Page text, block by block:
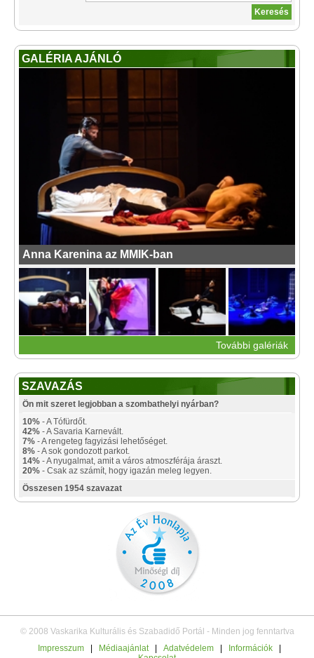
GALÉRIA AJÁNLÓ
Anna Karenina az MMIK-ban
További galériák
SZAVAZÁS
Ön mit szeret legjobban a szombathelyi nyárban?
10% - A Tófürdőt.
42% - A Savaria Karnevált.
7% - A rengeteg fagyizási lehetőséget.
8% - A sok gondozott parkot.
14% - A nyugalmat, amit a város atmoszférája áraszt.
20% - Csak az számít, hogy igazán meleg legyen.
Összesen 1954 szavazat
© 2008 Vaskarika Kulturális és Szabadidő Portál - Minden jog fenntartva
Impresszum
Médiaajánlat Adatvédelem Információk